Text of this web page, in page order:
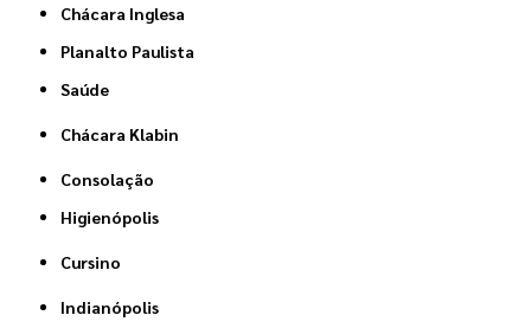
Chácara Inglesa
Planalto Paulista
Saúde
Chácara Klabin
Consolação
Higienópolis
Cursino
Indianópolis